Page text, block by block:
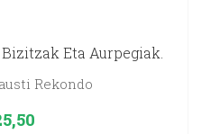
Eta Aurpegiak.
Rekondo